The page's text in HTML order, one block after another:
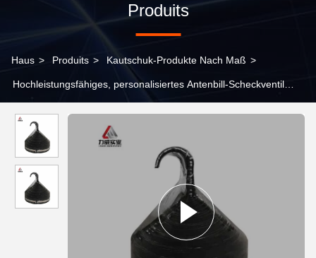
Produits
Haus > Produits > Kautschuk-Produkte Nach Maß >
Hochleistungsfähiges, personalisiertes Antenbill-Scheckventil